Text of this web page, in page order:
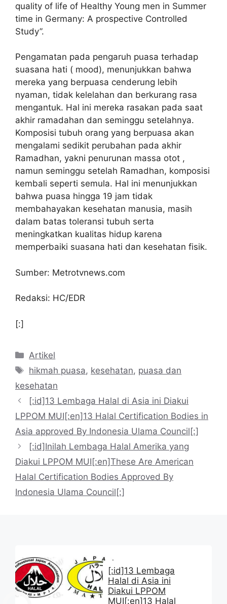
quality of life of Healthy Young men in Summer
time in Germany: A prospective Controlled
Study”.
Pengamatan pada pengaruh puasa terhadap
suasana hati ( mood), menunjukkan bahwa
mereka yang berpuasa cenderung lebih
nyaman, tidak kelelahan dan berkurang rasa
mengantuk. Hal ini mereka rasakan pada saat
akhir ramadahan dan seminggu setelahnya.
Komposisi tubuh orang yang berpuasa akan
mengalami sedikit perubahan pada akhir
Ramadhan, yakni penurunan massa otot ,
namun seminggu setelah Ramadhan, komposisi
kembali seperti semula. Hal ini menunjukkan
bahwa puasa hingga 19 jam tidak
membahayakan kesehatan manusia, masih
dalam batas toleransi tubuh serta
meningkatkan kualitas hidup karena
memperbaiki suasana hati dan kesehatan fisik.
Sumber: Metrotvnews.com
Redaksi: HC/EDR
[:]
Kategori
Artikel
Tag
hikmah puasa, kesehatan, puasa dan
kesehatan
[:id]13 Lembaga Halal di Asia ini Diakui
LPPOM MUI[:en]13 Halal Certification Bodies in
Asia approved By Indonesia Ulama Council[:]
[:id]Inilah Lembaga Halal Amerika yang
Diakui LPPOM MUI[:en]These Are American
Halal Certification Bodies Approved By
Indonesia Ulama Council[:]
[:id]13 Lembaga
Halal di Asia ini
Diakui LPPOM
MUI[:en]13 Halal